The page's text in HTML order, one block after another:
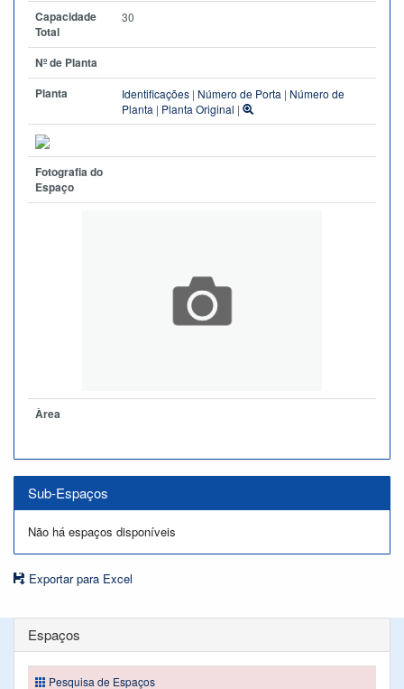
Capacidade
Total
30
Nº de Planta
Planta
Identificações | Número de Porta | Número de
Planta | Planta Original |
Fotografia do
Espaço
Àrea
Sub-Espaços
Não há espaços disponíveis
Exportar para Excel
Espaços
Pesquisa de Espaços